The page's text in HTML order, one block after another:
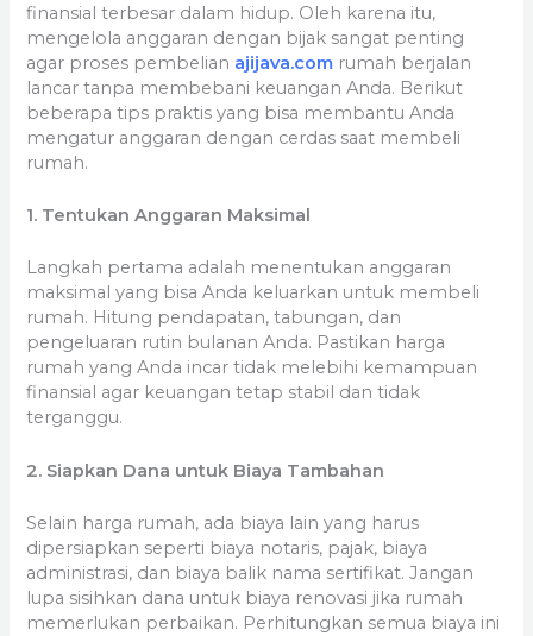
finansial terbesar dalam hidup. Oleh karena itu,
mengelola anggaran dengan bijak sangat penting
agar proses pembelian ajijava.com rumah berjalan
lancar tanpa membebani keuangan Anda. Berikut
beberapa tips praktis yang bisa membantu Anda
mengatur anggaran dengan cerdas saat membeli
rumah.
1. Tentukan Anggaran Maksimal
Langkah pertama adalah menentukan anggaran
maksimal yang bisa Anda keluarkan untuk membeli
rumah. Hitung pendapatan, tabungan, dan
pengeluaran rutin bulanan Anda. Pastikan harga
rumah yang Anda incar tidak melebihi kemampuan
finansial agar keuangan tetap stabil dan tidak
terganggu.
2. Siapkan Dana untuk Biaya Tambahan
Selain harga rumah, ada biaya lain yang harus
dipersiapkan seperti biaya notaris, pajak, biaya
administrasi, dan biaya balik nama sertifikat. Jangan
lupa sisihkan dana untuk biaya renovasi jika rumah
memerlukan perbaikan. Perhitungkan semua biaya ini